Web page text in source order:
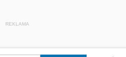
REKLAMA